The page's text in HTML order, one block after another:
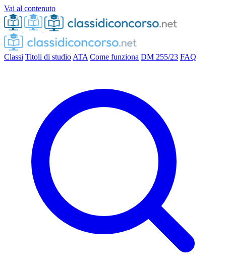
Vai al contenuto
Classi Titoli di studio ATA Come funziona DM 255/23 FAQ